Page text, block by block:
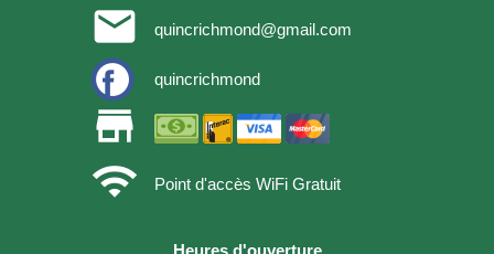
email quincrichmond@gmail.com
quincrichmond
store
wifi
Point d'accès WiFi Gratuit
Heures d'ouverture